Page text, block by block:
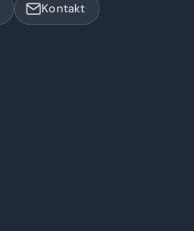
Kontakt